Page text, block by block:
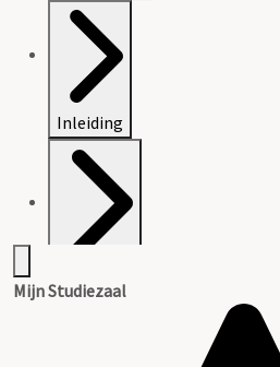
Inleiding
Mijn Studiezaal